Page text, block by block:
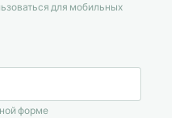
для мобильных
форме